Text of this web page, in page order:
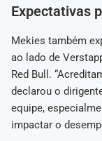
Expectativas
Mekies também
ao lado de
Red Bull.
declarou o
equipe,
impactar o